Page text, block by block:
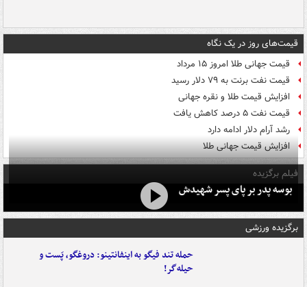
قیمت‌های روز در یک نگاه
قیمت جهانی طلا امروز ۱۵ مرداد
قیمت نفت برنت به ۷۹ دلار رسید
افزایش قیمت طلا و نقره جهانی
قیمت نفت ۵ درصد کاهش یافت
رشد آرام دلار ادامه دارد
افزایش قیمت جهانی طلا
فیلم برگزیده
بوسه‌ پدر بر پای پسر شهیدش
برگزیده ورزشی
حمله تند فیگو به اینفانتینو: دروغگو، پَست‌ و
حیله‌گر!